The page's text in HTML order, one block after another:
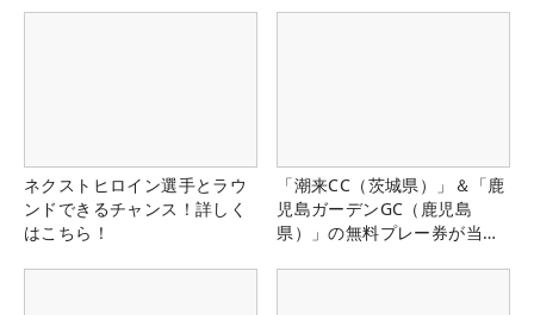
ネクストヒロイン選手とラウ
ンドできるチャンス！詳しく
はこちら！
「潮来CC（茨城県）」＆「鹿
児島ガーデンGC（鹿児島
県）」の無料プレー券が当た